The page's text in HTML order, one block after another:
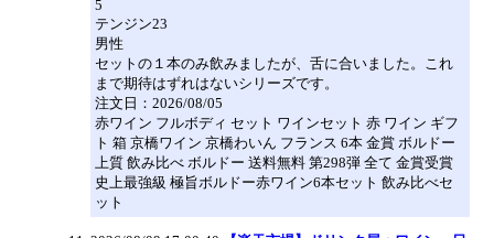
5
テンジン23
男性
セットの１本のみ飲みましたが、舌に合いました。これ
まで期待はずれはないシリーズです。
注文日：2026/08/05
赤ワイン フルボディ セット ワインセット 赤 ワイン ギフ
ト 箱 京橋ワイン 京橋わいん フランス 6本 金賞 ボルドー
上質 飲み比べ ボルドー 送料無料 第298弾 全て 金賞受賞
史上最強級 極旨ボルドー赤ワイン6本セット 飲み比べセ
ット